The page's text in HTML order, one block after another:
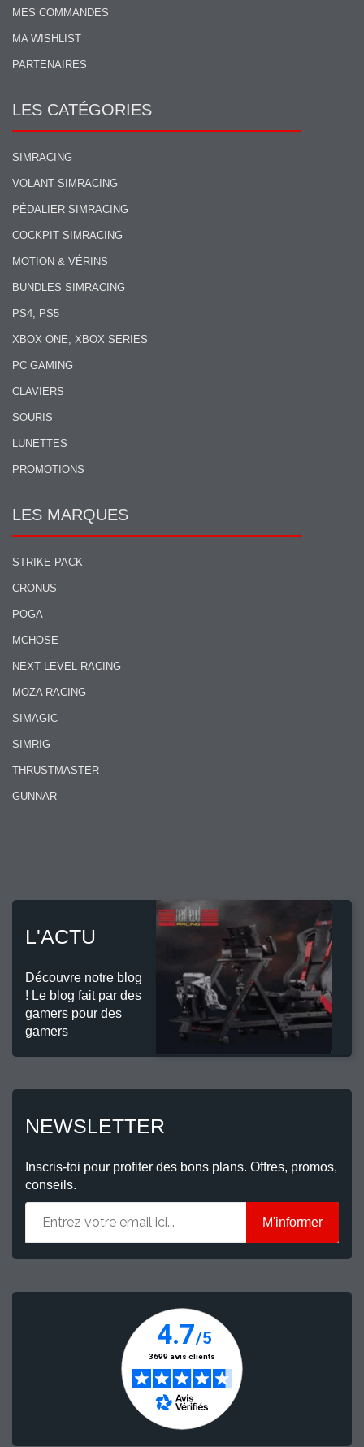
MES COMMANDES
MA WISHLIST
PARTENAIRES
LES CATÉGORIES
SIMRACING
VOLANT SIMRACING
PÉDALIER SIMRACING
COCKPIT SIMRACING
MOTION & VÉRINS
BUNDLES SIMRACING
PS4, PS5
XBOX ONE, XBOX SERIES
PC GAMING
CLAVIERS
SOURIS
LUNETTES
PROMOTIONS
LES MARQUES
STRIKE PACK
CRONUS
POGA
MCHOSE
NEXT LEVEL RACING
MOZA RACING
SIMAGIC
SIMRIG
THRUSTMASTER
GUNNAR
L'ACTU
Découvre notre blog
! Le blog fait par des
gamers pour des
gamers
NEWSLETTER
Inscris-toi pour profiter des bons plans. Offres, promos,
conseils.
M'informer